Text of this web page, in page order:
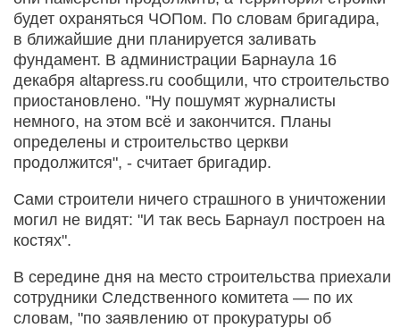
будет охраняться ЧОПом. По словам бригадира,
в ближайшие дни планируется заливать
фундамент. В администрации Барнаула 16
декабря altapress.ru сообщили, что строительство
приостановлено. "Ну пошумят журналисты
немного, на этом всё и закончится. Планы
определены и строительство церкви
продолжится", - считает бригадир.
Сами строители ничего страшного в уничтожении
могил не видят: "И так весь Барнаул построен на
костях".
В середине дня на место строительства приехали
сотрудники Следственного комитета — по их
словам, "по заявлению от прокуратуры об